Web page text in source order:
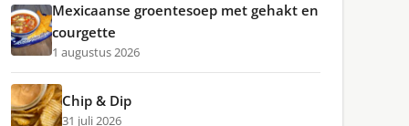
Mexicaanse groentesoep met gehakt en
courgette
1 augustus 2026
Chip & Dip
31 juli 2026